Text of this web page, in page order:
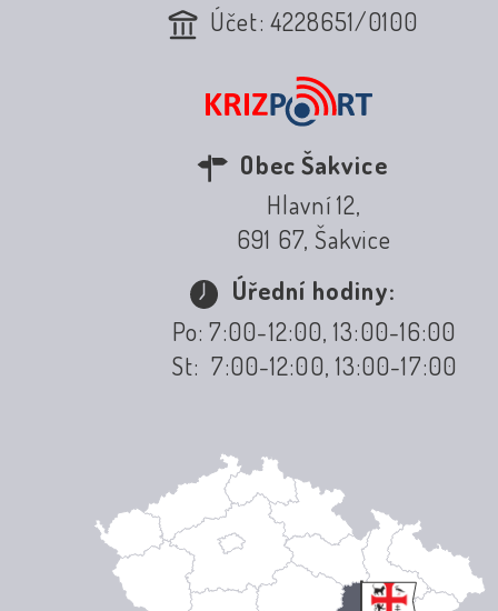
Účet: 4228651/0100
Obec Šakvice
Hlavní 12,
691 67, Šakvice
Úřední hodiny:
Po: 7:00-12:00, 13:00-16:00
St: 7:00-12:00, 13:00-17:00